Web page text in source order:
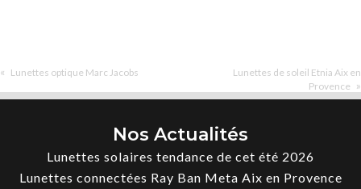
« Lunettes optique Marc Jacobs
Lunettes de soleil Etnia Aix en
Provence »
Nos Actualités
Lunettes solaires tendance de cet été 2026
Lunettes connectées Ray Ban Meta Aix en Provence